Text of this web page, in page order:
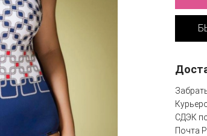
СДЭК
Почта